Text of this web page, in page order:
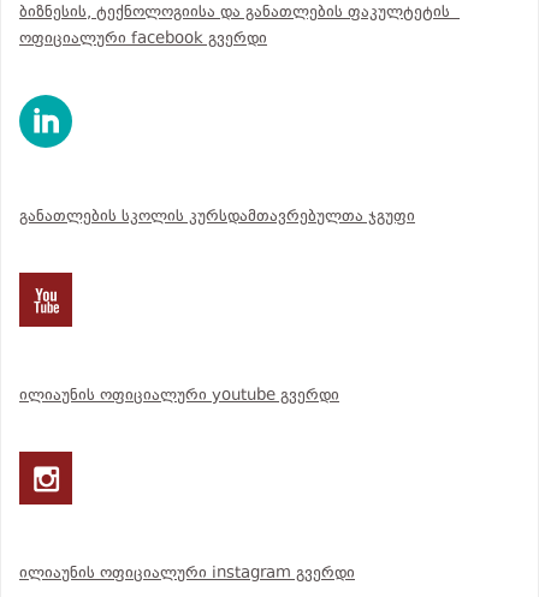
ბიზნესის, ტექნოლოგიისა და განათლების ფაკულტეტის
ოფიციალური facebook გვერდი
განათლების სკოლის კურსდამთავრებულთა ჯგუფი
ილიაუნის ოფიციალური youtube გვერდი
ილიაუნის ოფიციალური instagram გვერდი